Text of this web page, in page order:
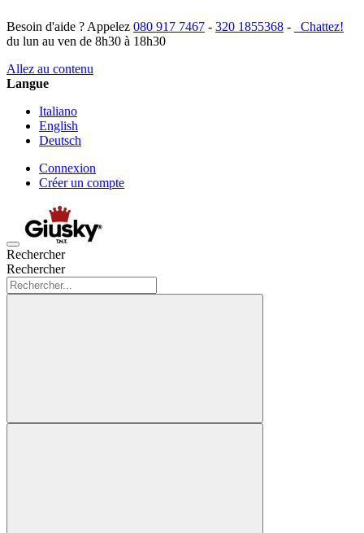
Besoin d'aide ? Appelez 080 917 7467 - 320 1855368 -
Chattez!
du lun au ven de 8h30 à 18h30
Allez au contenu
Langue
Italiano
English
Deutsch
Connexion
Créer un compte
Rechercher
Rechercher